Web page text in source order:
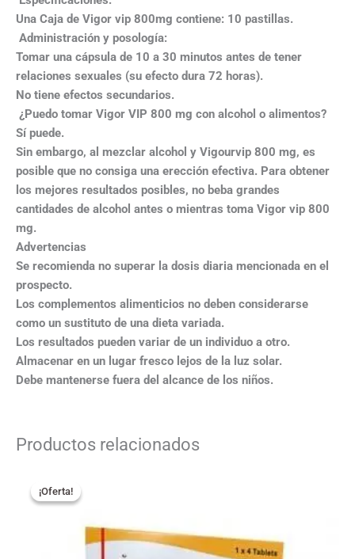
Una Caja de Vigor vip 800mg contiene: 10 pastillas.
Administración y posología:
Tomar una cápsula de 10 a 30 minutos antes de tener
relaciones sexuales (su efecto dura 72 horas).
No tiene efectos secundarios.
¿Puedo tomar Vigor VIP 800 mg con alcohol o alimentos?
Sí puede.
Sin embargo, al mezclar alcohol y Vigourvip 800 mg, es
posible que no consiga una erección efectiva. Para obtener
los mejores resultados posibles, no beba grandes
cantidades de alcohol antes o mientras toma Vigor vip 800
mg.
Advertencias
Se recomienda no superar la dosis diaria mencionada en el
prospecto.
Los complementos alimenticios no deben considerarse
como un sustituto de una dieta variada.
Los resultados pueden variar de un individuo a otro.
Almacenar en un lugar fresco lejos de la luz solar.
Debe mantenerse fuera del alcance de los niños.
Productos relacionados
¡Oferta!
¡Oferta!
precio
original
14,90 €.
actual
8,99 €.